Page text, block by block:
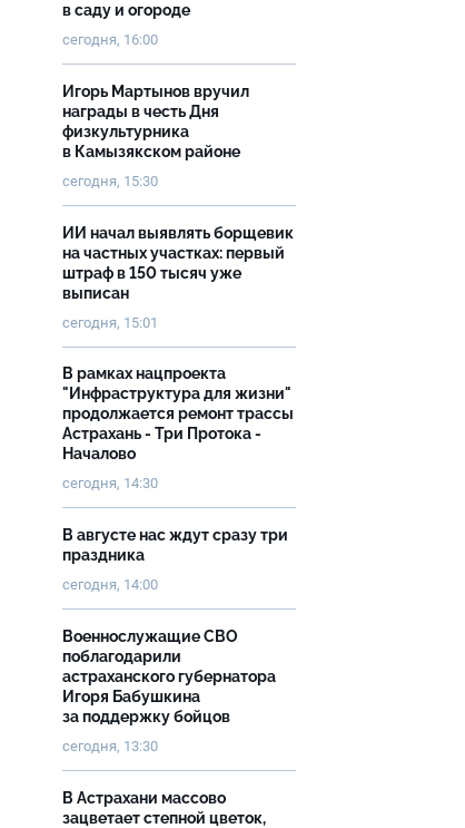
в саду и огороде
сегодня, 16:00
Игорь Мартынов вручил
награды в честь Дня
физкультурника
в Камызякском районе
сегодня, 15:30
ИИ начал выявлять борщевик
на частных участках: первый
штраф в 150 тысяч уже
выписан
сегодня, 15:01
В рамках нацпроекта
"Инфраструктура для жизни"
продолжается ремонт трассы
Астрахань - Три Протока -
Началово
сегодня, 14:30
В августе нас ждут сразу три
праздника
сегодня, 14:00
Военнослужащие СВО
поблагодарили
астраханского губернатора
Игоря Бабушкина
за поддержку бойцов
сегодня, 13:30
В Астрахани массово
зацветает степной цветок,